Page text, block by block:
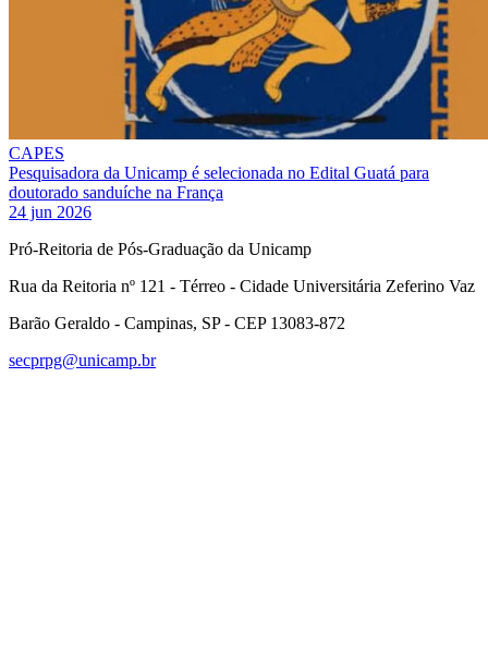
CAPES
Pesquisadora da Unicamp é selecionada no Edital Guatá para
doutorado sanduíche na França
24 jun 2026
Pró-Reitoria de Pós-Graduação da Unicamp
Rua da Reitoria nº 121 - Térreo - Cidade Universitária Zeferino Vaz
Barão Geraldo - Campinas, SP - CEP 13083-872
secprpg@unicamp.br